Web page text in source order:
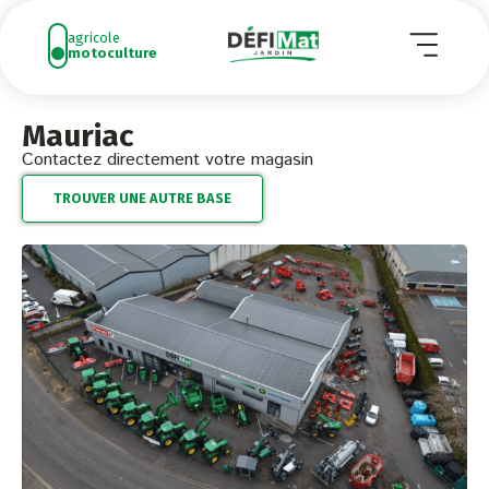
contenu
agricole
motoculture
Mauriac
Contactez directement votre magasin
TROUVER UNE AUTRE BASE